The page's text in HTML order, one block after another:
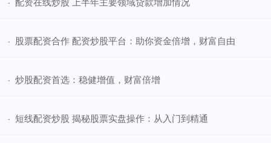
· ​股票配资合作 配资炒股平台：助你资金倍增，财富自由
· ​炒股配资首选：稳健增值，财富倍增
· ​短线配资炒股 揭秘股票实盘操作：从入门到精通